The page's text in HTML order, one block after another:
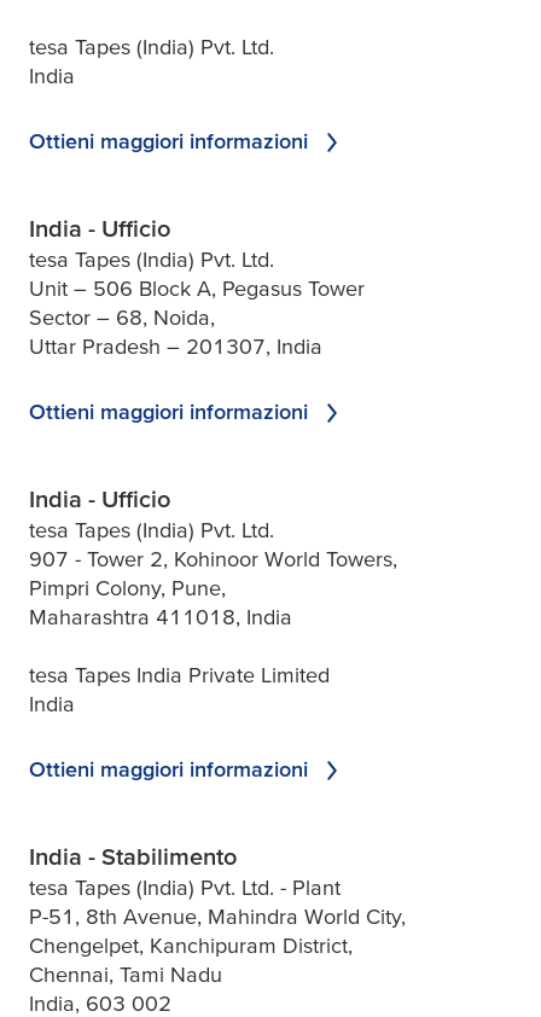
tesa Tapes (India) Pvt. Ltd.
India
Ottieni maggiori informazioni
India - Ufficio
tesa Tapes (India) Pvt. Ltd.
Unit – 506 Block A, Pegasus Tower
Sector – 68, Noida,
Uttar Pradesh – 201307, India
Ottieni maggiori informazioni
India - Ufficio
tesa Tapes (India) Pvt. Ltd.
907 - Tower 2, Kohinoor World Towers,
Pimpri Colony, Pune,
Maharashtra 411018, India
tesa Tapes India Private Limited
India
Ottieni maggiori informazioni
India - Stabilimento
tesa Tapes (India) Pvt. Ltd. - Plant
P-51, 8th Avenue, Mahindra World City,
Chengelpet, Kanchipuram District,
Chennai, Tami Nadu
India, 603 002